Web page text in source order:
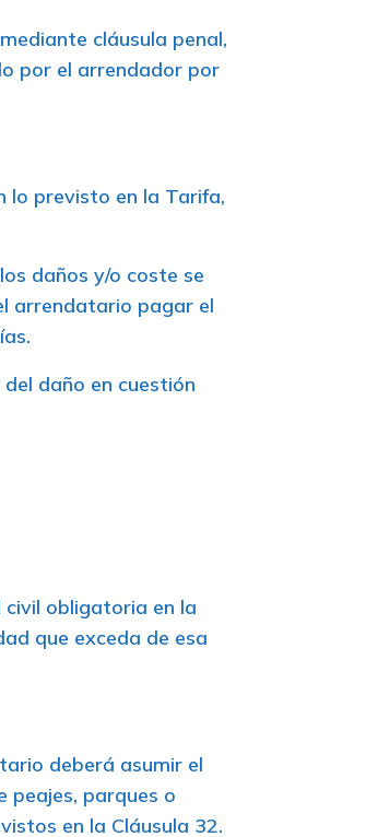
cláusula penal,
por el arrendador por
lo previsto en la Tarifa,
daños y/o coste se
arrendatario pagar el
daño en cuestión
obligatoria en la
que exceda de esa
deberá asumir el
peajes, parques o
en la Cláusula 32.